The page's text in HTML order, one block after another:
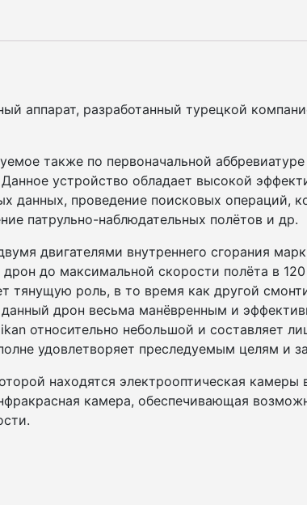
аппарат, разработанный турецкой
также по первоначальной
устройство обладает высокой
данных, проведение поисковых операций,
патрульно-наблюдательных полётов и др.
двигателями внутреннего сгорания
до максимальной скорости полёта в
тянущую роль, в то время как другой
дрон весьма манёвренным и
относительно небольшой и составляет
удовлетворяет преследуемым целям и
находятся электрооптическая камеры
камера, обеспечивающая